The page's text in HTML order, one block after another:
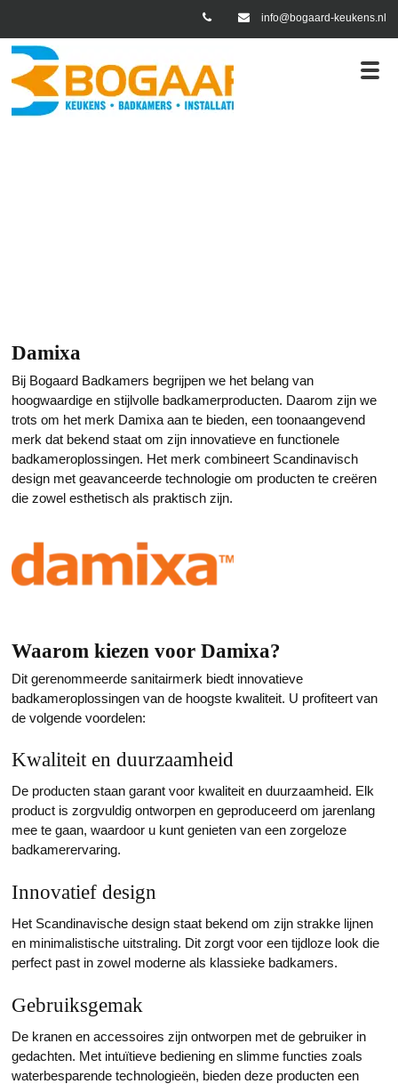
info@bogaard-keukens.nl
Damixa
Bij Bogaard Badkamers begrijpen we het belang van
hoogwaardige en stijlvolle badkamerproducten. Daarom zijn we
trots om het merk Damixa aan te bieden, een toonaangevend
merk dat bekend staat om zijn innovatieve en functionele
badkameroplossingen. Het merk combineert Scandinavisch
design met geavanceerde technologie om producten te creëren
die zowel esthetisch als praktisch zijn.
Waarom kiezen voor Damixa?
Dit gerenommeerde sanitairmerk biedt innovatieve
badkameroplossingen van de hoogste kwaliteit. U profiteert van
de volgende voordelen:
Kwaliteit en duurzaamheid
De producten staan garant voor kwaliteit en duurzaamheid. Elk
product is zorgvuldig ontworpen en geproduceerd om jarenlang
mee te gaan, waardoor u kunt genieten van een zorgeloze
badkamerervaring.
Innovatief design
Het Scandinavische design staat bekend om zijn strakke lijnen
en minimalistische uitstraling. Dit zorgt voor een tijdloze look die
perfect past in zowel moderne als klassieke badkamers.
Gebruiksgemak
De kranen en accessoires zijn ontworpen met de gebruiker in
gedachten. Met intuïtieve bediening en slimme functies zoals
waterbesparende technologieën, bieden deze producten een